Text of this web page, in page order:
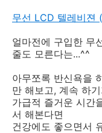
무선 LCD 텔레비젼
얼마전에 구입한 무
줄도 모른다는...^^
아무쪼록 반신욕을
만 해보고, 계속 하
가급적 즐거운 시간
서 해본다면
건강에도 좋으면서